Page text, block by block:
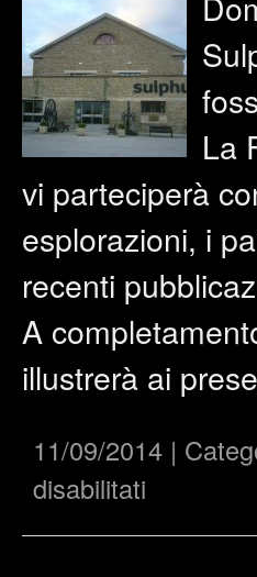
La
vi parteciperà
esplorazioni, i
recenti
A
illustrerà ai
11/09/2014 |
disabilitati
Perticara